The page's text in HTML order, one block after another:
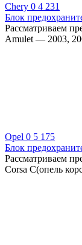
Chery 0 4 231
Блок
Рассматриваем
Amulet — 2003,
Opel 0 5 175
Блок
Рассматриваем
Corsa C(опель